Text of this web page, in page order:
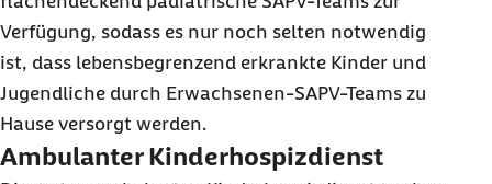
Verfügung, sodass es nur noch selten notwendig
ist, dass lebensbegrenzend erkrankte Kinder und
Jugendliche durch Erwachsenen-SAPV-Teams zu
Hause versorgt werden.
Ambulanter Kinderhospizdienst